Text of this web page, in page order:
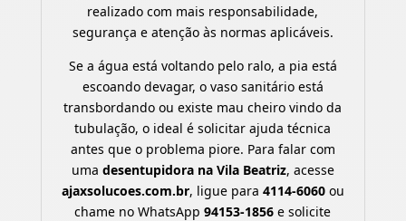
realizado com mais responsabilidade,
segurança e atenção às normas aplicáveis.
Se a água está voltando pelo ralo, a pia está
escoando devagar, o vaso sanitário está
transbordando ou existe mau cheiro vindo da
tubulação, o ideal é solicitar ajuda técnica
antes que o problema piore. Para falar com
uma desentupidora na Vila Beatriz, acesse
ajaxsolucoes.com.br, ligue para 4114-6060ou
chame no WhatsApp94153-1856 e solicite